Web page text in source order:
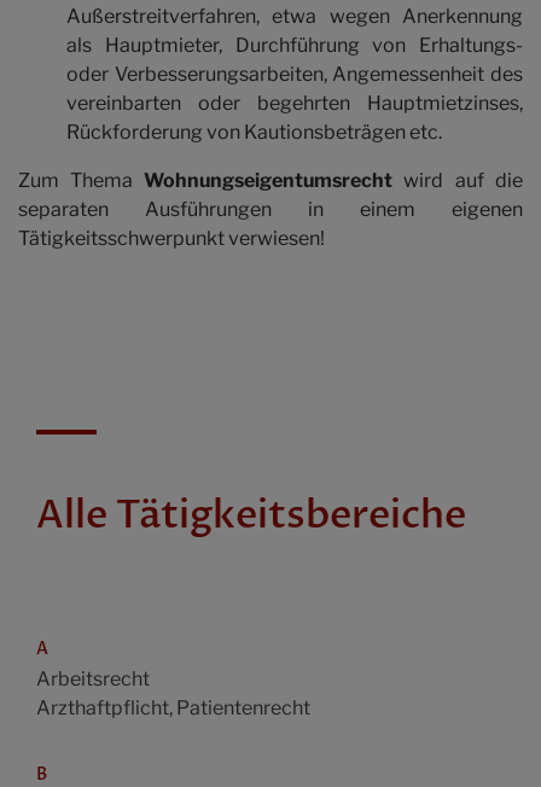
Außerstreitverfahren, etwa wegen Anerkennung
als Hauptmieter, Durchführung von Erhaltungs-
oder Verbesserungsarbeiten, Angemessenheit des
vereinbarten oder begehrten Hauptmietzinses,
Rückforderung von Kautionsbeträgen etc.
Zum Thema Wohnungseigentumsrecht wird auf die
separaten Ausführungen in einem eigenen
Tätigkeitsschwerpunkt verwiesen!
Alle Tätigkeitsbereiche
A
Arbeitsrecht
Arzthaftpflicht, Patientenrecht
B